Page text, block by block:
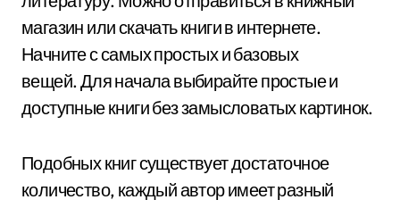
магазин или скачать книги в интернете.
Начните с самых простых и базовых
вещей. Для начала выбирайте простые и
доступные книги без замысловатых картинок.
Подобных книг существует достаточное
количество, каждый автор имеет разный